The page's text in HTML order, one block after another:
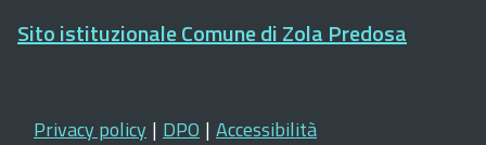
Sito istituzionale Comune di Zola Predosa
Privacy policy | DPO | Accessibilità